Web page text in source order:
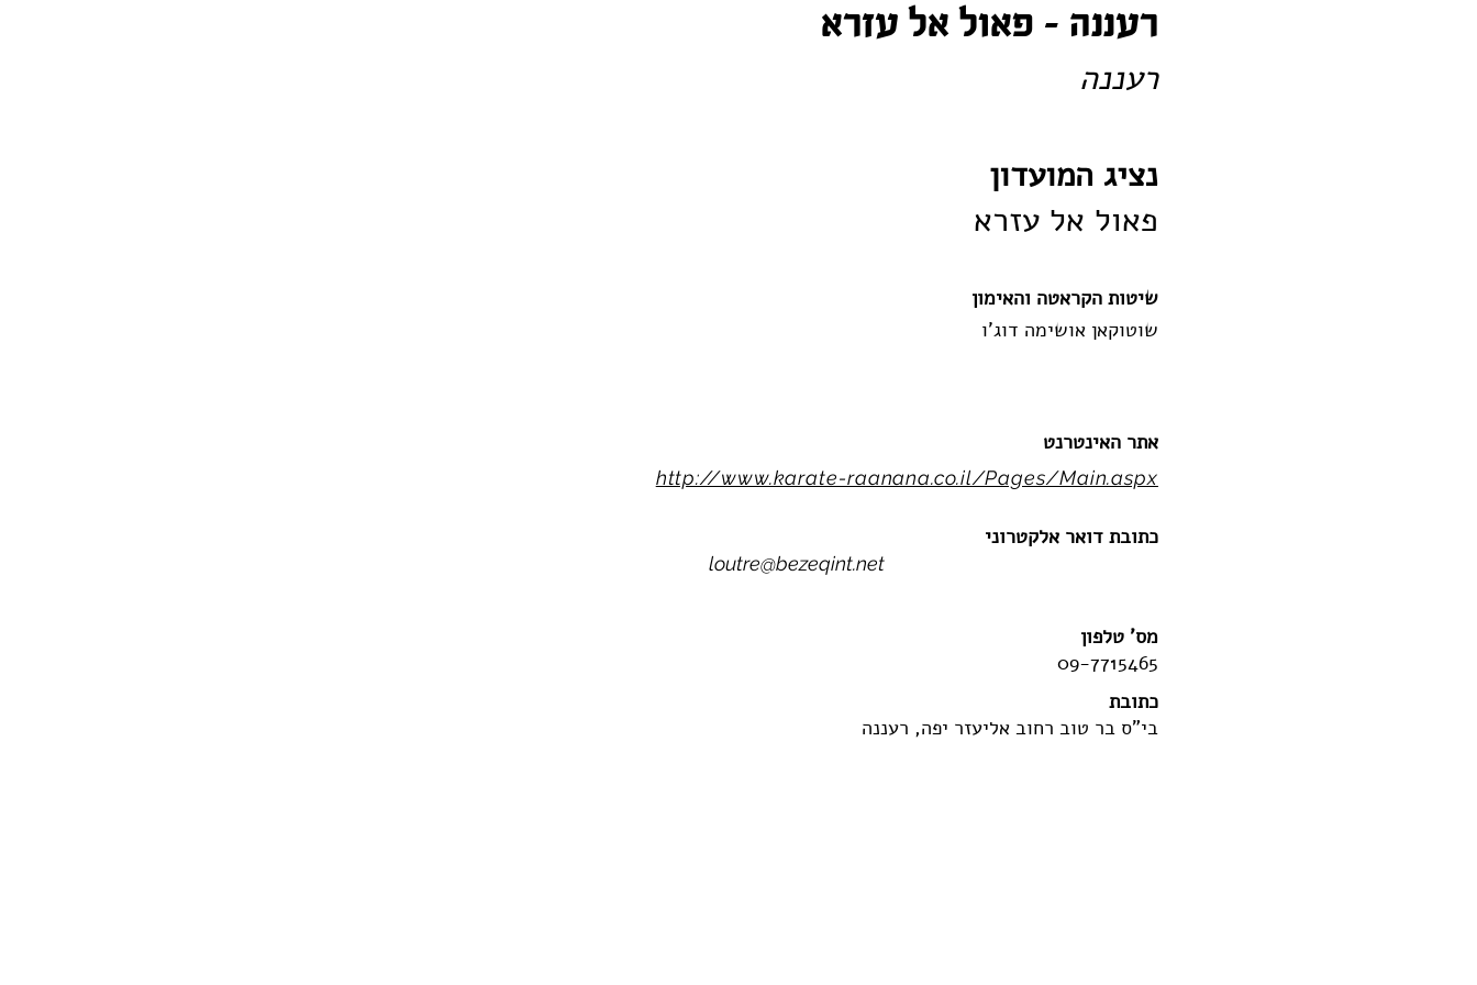
רעננה – פאול אל עזרא
רעננה
נציג המועדון
פאול אל עזרא
שיטות הקראטה והאימון
שוטוקאן אושימה דוג'ו
אתר האינטרנט
http://www.karate-raanana.co.il/Pages/Main.aspx
כתובת דואר אלקטרוני
loutre@bezeqint.net
מס' טלפון
09-7715465
כתובת
בי"ס בר טוב רחוב אליעזר יפה, רעננה